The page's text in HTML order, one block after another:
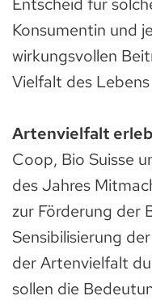
Konsumentin und
wirkungsvollen
Vielfalt des
Artenvielfalt
Coop, Bio Suisse
des Jahres
zur Förderung der
Sensibilisierung
der Artenvielfalt
sollen die